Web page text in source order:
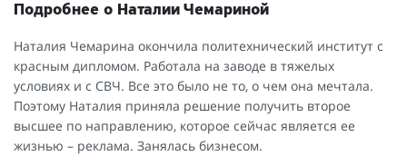
Подробнее о Наталии Чемариной
Наталия Чемарина окончила политехнический институт с
красным дипломом. Работала на заводе в тяжелых
условиях и с СВЧ. Все это было не то, о чем она мечтала.
Поэтому Наталия приняла решение получить второе
высшее по направлению, которое сейчас является ее
жизнью – реклама. Занялась бизнесом.